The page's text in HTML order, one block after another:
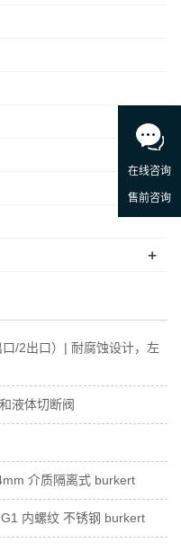
+
+
/2出口）| 耐腐蚀设计，左
液体切断阀
介质隔离式 burkert
内螺纹 不锈钢 burkert